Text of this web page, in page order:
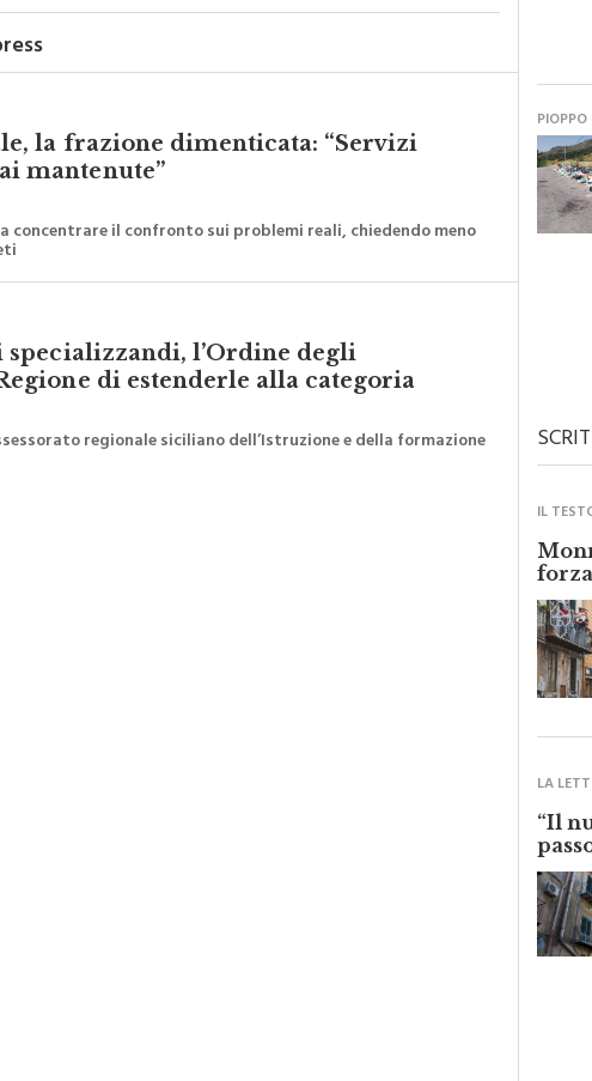
la frazione dimenticata: “Servizi
mantenute”
concentrare il confronto sui problemi reali, chiedendo meno
l’Ordine degli
di estenderle alla categoria
regionale siciliano dell’Istruzione e della formazione
PIOPPO
IL
LA
“Il